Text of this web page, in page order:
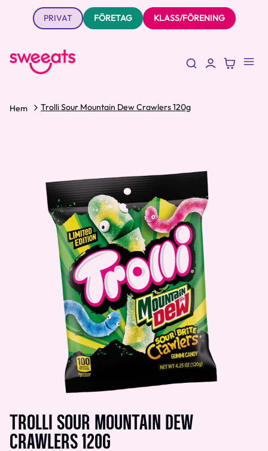
PRIVAT FÖRETAG KLASS/FÖRENING
Hem Trolli Sour Mountain Dew Crawlers 120g
TROLLI SOUR MOUNTAIN DEW
CRAWLERS 120G